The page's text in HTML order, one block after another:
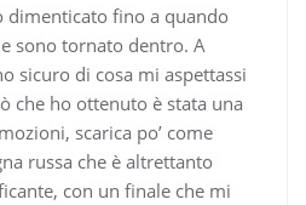
dimenticato fino a quando
sono tornato dentro. A
sicuro di cosa mi aspettassi
che ho ottenuto è stata una
scarica po’ come
russa che è altrettanto
con un finale che mi